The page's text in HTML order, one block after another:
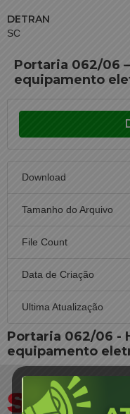
DETRAN
SC
Portaria 062/06
equipamento
Download
Tamanho do Arquivo
File Count
Data de Criação
Ultima Atualização
Portaria 062/06 -
equipamento